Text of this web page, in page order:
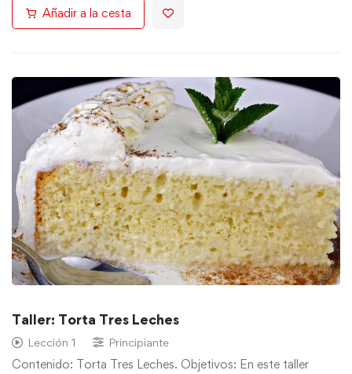
Añadir a la cesta
Taller: Torta Tres Leches
Lección 1 Principiante
Contenido: Torta Tres Leches. Objetivos: En este taller